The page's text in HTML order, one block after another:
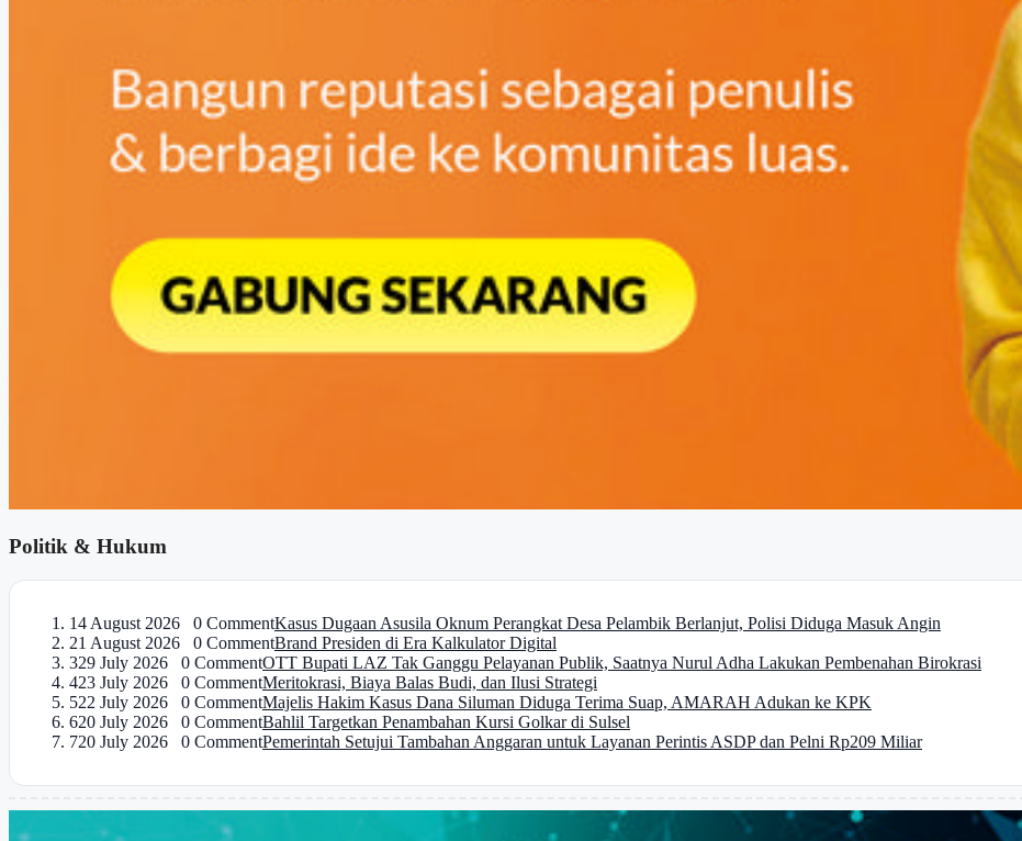
Politik & Hukum
14 August 2026 0 CommentKasus Dugaan Asusila Oknum Perangkat Desa Pelambik Berlanjut, Polisi Diduga Masuk Angin
21 August 2026 0 CommentBrand Presiden di Era Kalkulator Digital
329 July 2026 0 CommentOTT Bupati LAZ Tak Ganggu Pelayanan Publik, Saatnya Nurul Adha Lakukan Pembenahan Birokrasi
423 July 2026 0 CommentMeritokrasi, Biaya Balas Budi, dan Ilusi Strategi
522 July 2026 0 CommentMajelis Hakim Kasus Dana Siluman Diduga Terima Suap, AMARAH Adukan ke KPK
620 July 2026 0 CommentBahlil Targetkan Penambahan Kursi Golkar di Sulsel
720 July 2026 0 CommentPemerintah Setujui Tambahan Anggaran untuk Layanan Perintis ASDP dan Pelni Rp209 Miliar